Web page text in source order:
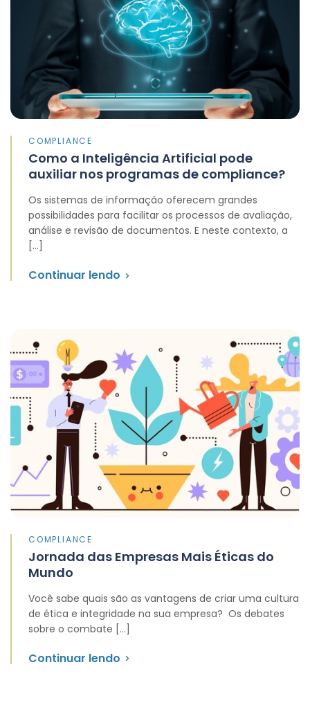
COMPLIANCE
Como a Inteligência Artificial pode
auxiliar nos programas de compliance?
Os sistemas de informação oferecem grandes
possibilidades para facilitar os processos de avaliação,
análise e revisão de documentos. E neste contexto, a
[…]
Continuar lendo
COMPLIANCE
Jornada das Empresas Mais Éticas do
Mundo
Você sabe quais são as vantagens de criar uma cultura
de ética e integridade na sua empresa? Os debates
sobre o combate […]
Continuar lendo